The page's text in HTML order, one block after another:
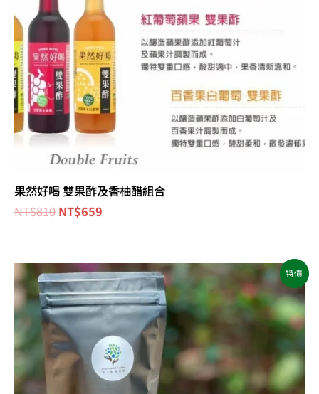
果然好喝 雙果酢及香柚醋組合
NT$810 NT$659
特價
原
始
價
格：
NT$650。
目
前
價
格：
NT$550。